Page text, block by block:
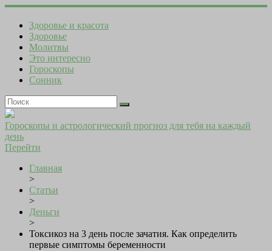
Здоровье и красота
Здоровье
Молитвы
Это интересно
Гороскопы
Сонник
Гороскопы и астрологический прогноз для тебя на каждый
день
Перейти
Главная
>
Статьи
>
Деньги
>
Токсикоз на 3 день после зачатия. Как определить
первые симптомы беременности